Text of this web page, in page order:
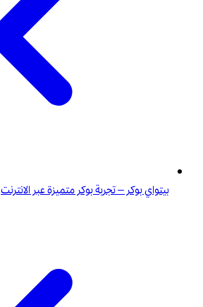
بيتواي بوكر – تجربة بوكر متميزة عبر الانترنت